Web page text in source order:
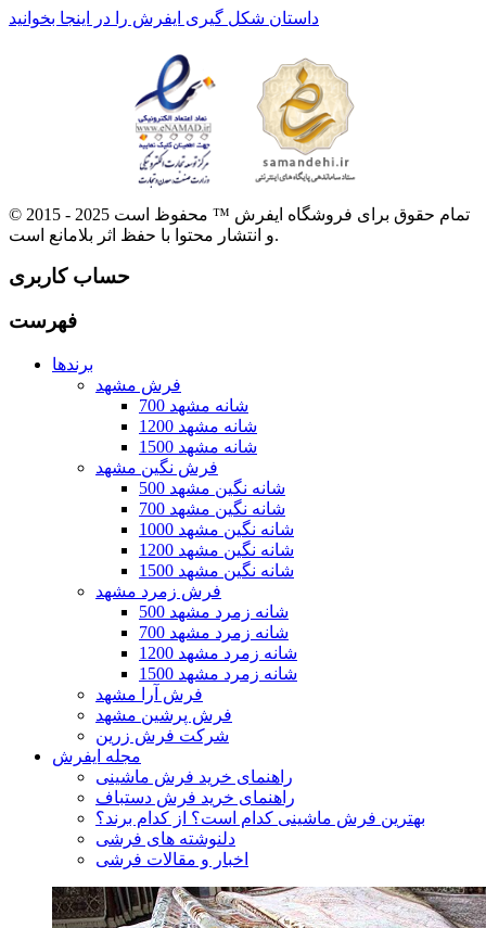
داستان شکل گیری ایفرش را در اینجا بخوانید
© 2015 - 2025 تمام حقوق برای فروشگاه ایفرش ™ محفوظ است
و انتشار محتوا با حفظ اثر بلامانع است.
حساب کاربری
فهرست
برندها
فرش مشهد
700 شانه مشهد
1200 شانه مشهد
1500 شانه مشهد
فرش نگین مشهد
500 شانه نگین مشهد
700 شانه نگین مشهد
1000 شانه نگین مشهد
1200 شانه نگین مشهد
1500 شانه نگین مشهد
فرش زمرد مشهد
500 شانه زمرد مشهد
700 شانه زمرد مشهد
1200 شانه زمرد مشهد
1500 شانه زمرد مشهد
فرش آرا مشهد
فرش پرشین مشهد
شرکت فرش زرین
مجله ایفرش
راهنمای خرید فرش ماشینی
راهنمای خرید فرش دستباف
بهترین فرش ماشینی کدام است؟ از کدام برند؟
دلنوشته های فرشی
اخبار و مقالات فرشی